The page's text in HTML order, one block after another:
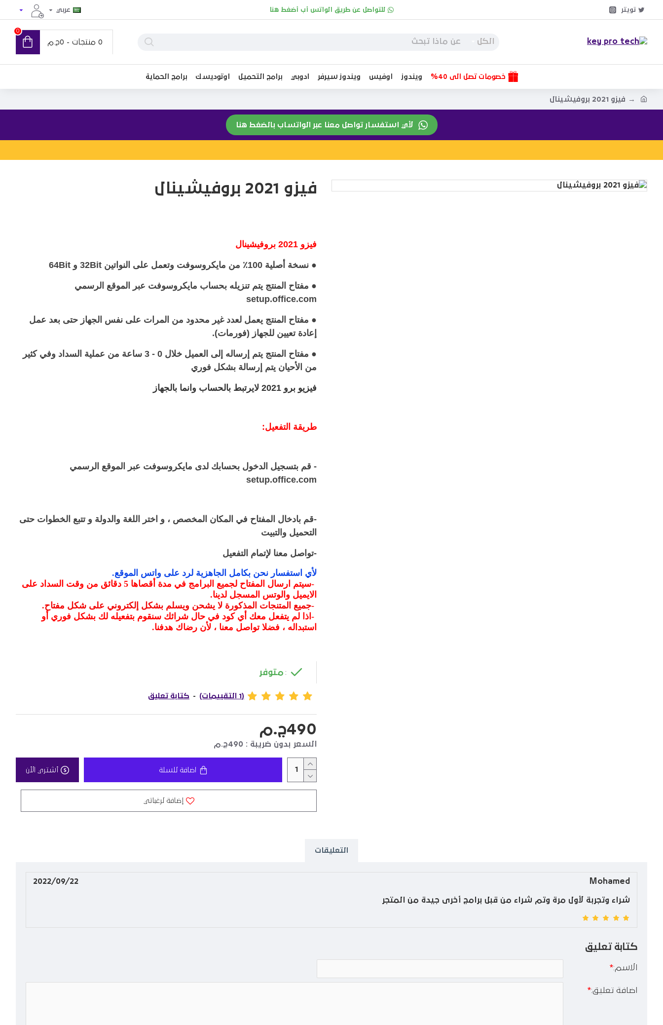
تويتر للتواصل عن طريق الواتس أب أضغط هنا عربي
الكل 0 منتجات - 0ج.م
0
خصومات تصل الى 40% ويندوز اوفيس ويندوز سيرفر ادوبي برامج التحميل اوتوديسك برامج الحماية
فيزو 2021 بروفيشينال
لأي استفسار تواصل معنا عبر الواتساب بالضغط هنا
فيزو 2021 بروفيشينال
فيزو 2021 بروفيشينال
● نسخة أصلية 100٪ من مايكروسوفت وتعمل على النواتين 32Bit و 64Bit
● مفتاح المنتج يتم تنزيله بحساب مايكروسوفت عبر الموقع الرسمي
setup.office.com
● مفتاح المنتج يعمل لعدد غير محدود من المرات على نفس الجهاز حتى بعد عمل
إعادة تعيين للجهاز (فورمات).
● مفتاح المنتج يتم إرساله إلى العميل خلال 0 - 3 ساعة من عملية السداد وفي كثير
من الأحيان يتم إرسالة بشكل فوري
فيزيو برو 2021 لايرتبط بالحساب وانما بالجهاز
طريقة التفعيل:
- قم بتسجيل الدخول بحسابك لدى مايكروسوفت عبر الموقع الرسمي
setup.office.com
-قم بادخال المفتاح في المكان المخصص ، و اختر اللغة والدولة و تتبع الخطوات حتى
التحميل والتبيت
-تواصل معنا لإتمام التفعيل
لأي استفسار نحن بكامل الجاهزية لرد على واتس الموقع.
-
سيتم ارسال المفتاح لجميع البرامج في مدة أقصاها 5 دقائق من وقت السداد على
الايميل والوتس المسجل لدينا.
-جميع المتنجات المذكورة لا يشحن ويسلم بشكل إلكتروني على شكل مفتاح.
- اذا لم يتفعل معك أي كود في حال شرائك سنقوم بتفعيله لك بشكل فوري أو
استبداله ، فضلا تواصل معنا ، لأن رضاك هدفنا.
: متوفر
(1 التقييمات) - كتابة تعليق
490ج.م
السعر بدون ضريبة : 490ج.م
اضافة للسلة أشتري الأن
إضافة لرغباتي
التعليقات
Mohamed
2022/09/22
شراء وتجربة لأول مرة وتم شراء من قبل برامج أخرى جيدة من المتجر
كتابة تعليق
الاسم:
اضافة تعليق: